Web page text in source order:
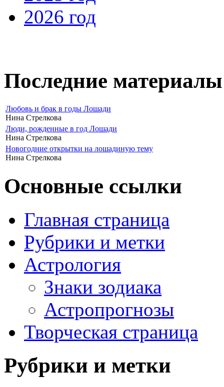
2026 год
Последние материалы
Любовь и брак в годы Лошади
Нина Стрелкова
Люди, рожденные в год Лошади
Нина Стрелкова
Новогодние открытки на лошадиную тему
Нина Стрелкова
Основные ссылки
Главная страница
Рубрики и метки
Астрология
Знаки зодиака
Астропрогнозы
Творческая страница
Рубрики и метки